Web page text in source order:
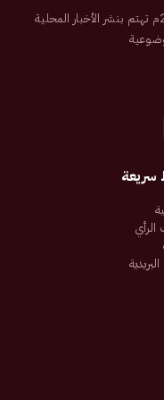
صحيفة إلكترونية سعودية تم تأسيسها عام 2007م تهتم بنشر الأخبار المحلية
سريعة
الرأي